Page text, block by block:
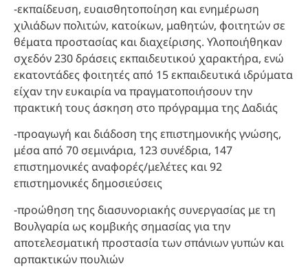
-εκπαίδευση, ευαισθητοποίηση και ενημέρωση
χιλιάδων πολιτών, κατοίκων, μαθητών, φοιτητών σε
θέματα προστασίας και διαχείρισης. Υλοποιήθηκαν
σχεδόν 230 δράσεις εκπαιδευτικού χαρακτήρα, ενώ
εκατοντάδες φοιτητές από 15 εκπαιδευτικά ιδρύματα
είχαν την ευκαιρία να πραγματοποιήσουν την
πρακτική τους άσκηση στο πρόγραμμα της Δαδιάς
-προαγωγή και διάδοση της επιστημονικής γνώσης,
μέσα από 70 σεμινάρια, 123 συνέδρια, 147
επιστημονικές αναφορές/μελέτες και 92
επιστημονικές δημοσιεύσεις
-προώθηση της διασυνοριακής συνεργασίας με τη
Βουλγαρία ως κομβικής σημασίας για την
αποτελεσματική προστασία των σπάνιων γυπών και
αρπακτικών πουλιών